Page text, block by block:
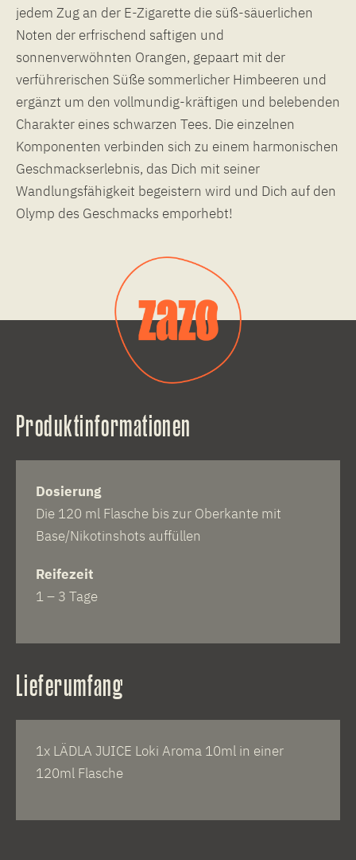
jedem Zug an der E-Zigarette die süß-säuerlichen
Noten der erfrischend saftigen und
sonnenverwöhnten Orangen, gepaart mit der
verführerischen Süße sommerlicher Himbeeren und
ergänzt um den vollmundig-kräftigen und belebenden
Charakter eines schwarzen Tees. Die einzelnen
Komponenten verbinden sich zu einem harmonischen
Geschmackserlebnis, das Dich mit seiner
Wandlungsfähigkeit begeistern wird und Dich auf den
Olymp des Geschmacks emporhebt!
Produktinformationen
Dosierung
Die 120 ml Flasche bis zur Oberkante mit
Base/Nikotinshots auffüllen
Reifezeit
1 – 3 Tage
Lieferumfang
1x LÄDLA JUICE Loki Aroma 10ml in einer
120ml Flasche